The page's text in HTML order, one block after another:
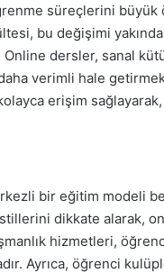
süreçlerini büyük
bu değişimi
Online dersler, sanal
verimli hale
erişim sağlayarak,
bir eğitim modeli
dikkate alarak,
hizmetleri,
Ayrıca, öğrenci